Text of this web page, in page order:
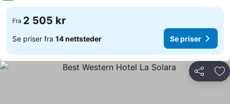
Fra 2 505 kr
Se priser fra 14 nettsteder Se priser
Del